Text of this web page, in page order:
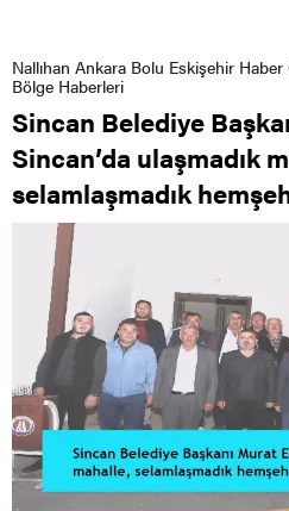
Nallıhan Ankara Bolu Eskişehir
Bölge Haberleri
Sincan Belediye
Sincan’da ulaşmadık
selamlaşmadık